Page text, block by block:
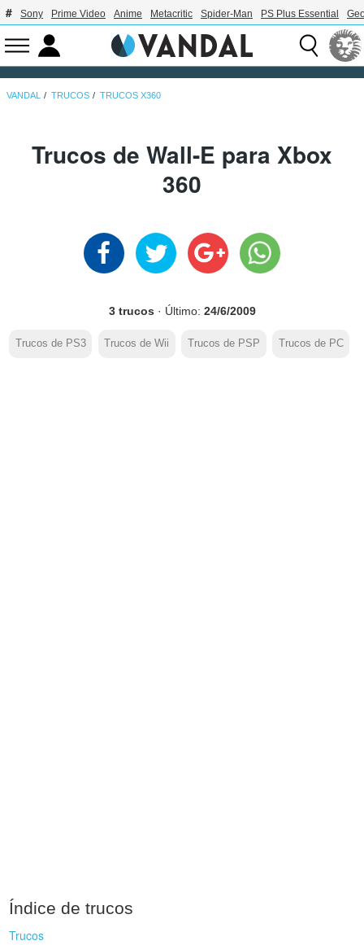
Sony Prime Video Anime Metacritic Spider-Man PS Plus Essential
VANDAL TRUCOS TRUCOS X360
Trucos de Wall-E para Xbox
360
3 trucos · Último: 24/6/2009
Trucos de PS3 Trucos de Wii Trucos de PSP Trucos de PC
Índice de trucos
Trucos